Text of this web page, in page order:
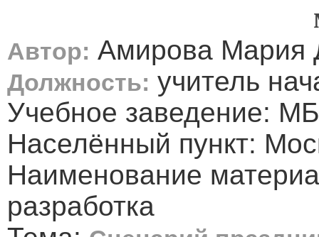
Автор: Амирова Мария
Должность: учитель
Учебное заведение:
Населённый пункт:
Наименование
разработка